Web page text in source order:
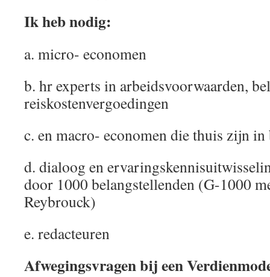
Ik heb nodig:
a. micro- economen
b. hr experts in arbeidsvoorwaarden,
reiskostenvergoedingen
c. en macro- economen die thuis zijn
d. dialoog en
door 1000 belangstellenden (G-1000
Reybrouck)
e. redacteuren
Afwegingsvragen bij een